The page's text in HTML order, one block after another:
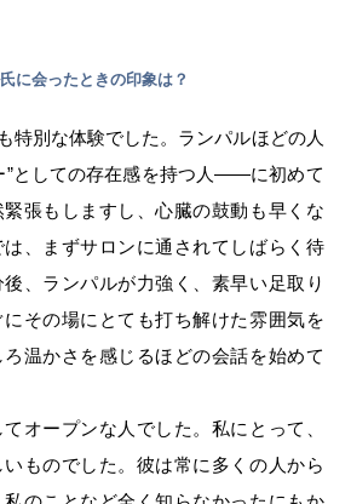
に会ったときの印象は？
特別な体験でした。ランパルほどの人
としての存在感を持つ人——に初めて
張もしますし、心臓の鼓動も早くな
、まずサロンに通されてしばらく待
、ランパルが力強く、素早い足取り
その場にとても打ち解けた雰囲気を
温かさを感じるほどの会話を始めて
オープンな人でした。私にとって、
ものでした。彼は常に多くの人から